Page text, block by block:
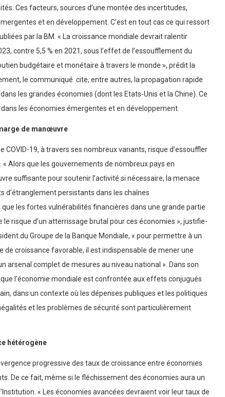
Ces facteurs, sources d’une montée des incertitudes,
et en développement. C’est en tout cas ce qui ressort
par la BM. « La croissance mondiale devrait ralentir
contre 5,5 % en 2021, sous l’effet de l’essoufflement du
budgétaire et monétaire à travers le monde », prédit la
le communiqué cite, entre autres, la propagation rapide
les grandes économies (dont les Etats-Unis et la Chine). Ce
les économies émergentes et en développement.
de manœuvre
19, à travers ses nombreux variants, risque d’essouffler
Alors que les gouvernements de nombreux pays en
suffisante pour soutenir l’activité si nécessaire, la menace
d’étranglement persistants dans les chaînes
les fortes vulnérabilités financières dans une grande partie
risque d’un atterrissage brutal pour ces économies », justifie-
du Groupe de la Banque Mondiale, « pour permettre à un
croissance favorable, il est indispensable de mener une
arsenal complet de mesures au niveau national ». Dans son
l’économie mondiale est confrontée aux effets conjugués
dans un contexte où les dépenses publiques et les politiques
et les problèmes de sécurité sont particulièrement
hétérogène
progressive des taux de croissance entre économies
De ce fait, même si le fléchissement des économies aura un
« Les économies avancées devraient voir leur taux de